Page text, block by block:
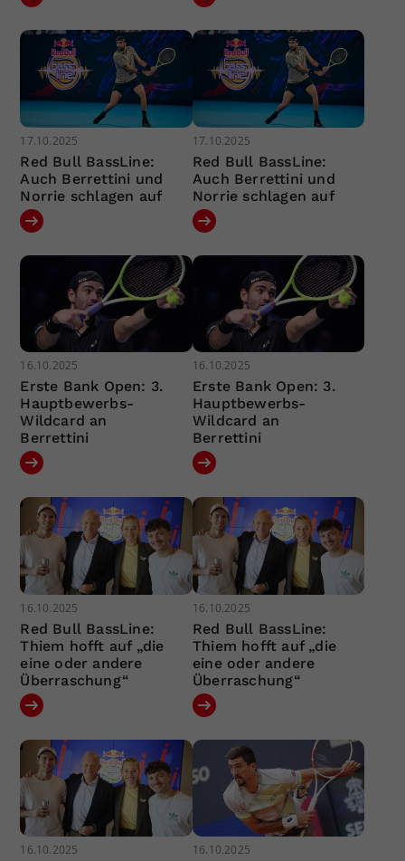
17.10.2025
Red Bull BassLine:
Auch Berrettini und
Norrie schlagen auf
17.10.2025
Red Bull BassLine:
Auch Berrettini und
Norrie schlagen auf
16.10.2025
Erste Bank Open: 3.
Hauptbewerbs-
Wildcard an
Berrettini
16.10.2025
Erste Bank Open: 3.
Hauptbewerbs-
Wildcard an
Berrettini
16.10.2025
Red Bull BassLine:
Thiem hofft auf „die
eine oder andere
Überraschung“
16.10.2025
Red Bull BassLine:
Thiem hofft auf „die
eine oder andere
Überraschung“
16.10.2025 16.10.2025